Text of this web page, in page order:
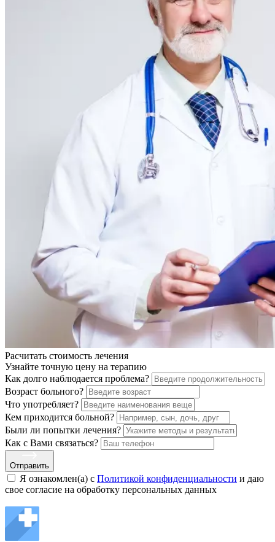
Расчитать стоимость лечения
Узнайте точную цену на терапию
Как долго наблюдается проблема?
Возраст больного?
Что употребляет?
Кем приходится больной?
Были ли попытки лечения?
Как с Вами связаться?
Отправить
Я ознакомлен(а) с Политикой конфиденциальности и даю
свое cогласие на обработку персональных данных